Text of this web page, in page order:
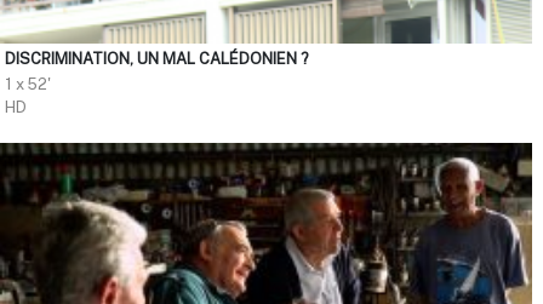
DISCRIMINATION, UN MAL CALÉDONIEN ?
1 x 52'
HD